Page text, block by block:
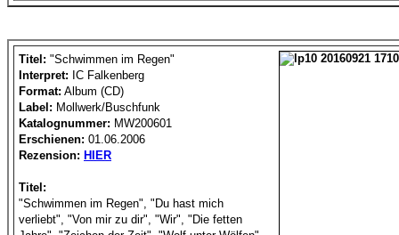
Titel: "Schwimmen im Regen"
Interpret: IC Falkenberg
Format: Album (CD)
Label: Mollwerk/Buschfunk
Katalognummer: MW200601
Erschienen: 01.06.2006
Rezension: HIER
Titel:
"Schwimmen im Regen", "Du hast mich
verliebt", "Von mir zu dir", "Wir", "Die fetten